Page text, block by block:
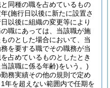
同種の職を占めているもの
(施行日以後に新たに設置さ
以後に組織の変更等により
職にあっては、当該職が施
のとした場合において、当
を要する職でその職務が当
占めているものとしたとき
該職に係る年齢)をいう。)
務実績その他の規則で定め
年を超えない範囲内で任期を